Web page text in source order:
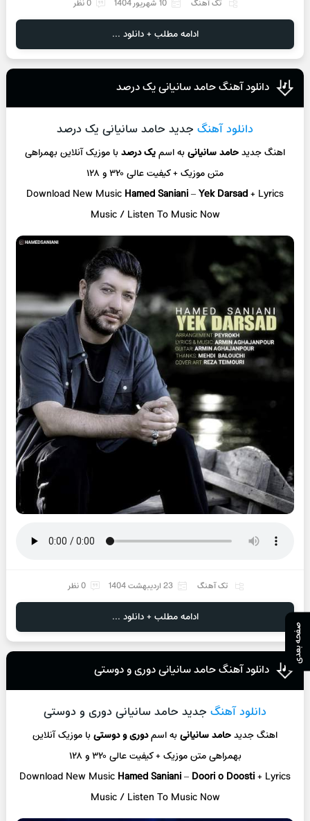
تک آهنگ 10 شهریور 1404 0 نظر
ادامه مطلب + دانلود ...
دانلود آهنگ حامد سانیانی یک درصد
دانلود آهنگ جدید حامد سانیانی یک درصد
اهنگ جدیدحامد سانیانیبه اسمیک درصدبا موزیک آنلاینبهمراهی
متن موزیک + کیفیت عالی ۳۲۰ و ۱۲۸
Download New Music Hamed Saniani–Yek Darsad+ Lyrics
Music / Listen To Music Now
تک آهنگ 23 اردیبهشت 1404 0 نظر
ادامه مطلب + دانلود ...
دانلود آهنگ حامد سانیانی دوری و دوستی
دانلود آهنگ جدید حامد سانیانی دوری و دوستی
اهنگ جدیدحامد سانیانیبه اسمدوری و دوستیبا موزیک آنلاین
بهمراهی متن موزیک + کیفیت عالی ۳۲۰ و ۱۲۸
Download New Music Hamed Saniani– Doori o Doosti+ Lyrics
Music / Listen To Music Now
صفحه بعدی